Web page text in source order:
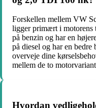
Forskellen mellem VW
ligger primært i motorens
på benzin og har en
på diesel og har en
overveje dine
mellem de to
Hvordan